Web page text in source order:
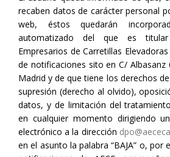
recaben datos de carácter personal
web, éstos quedarán
automatizado del que es
Empresarios de Carretillas
de notificaciones sito en C/ Albasanz
Madrid y de que tiene los derechos
supresión (derecho al olvido),
datos, y de limitación del
en cualquier momento dirigiendo
electrónico a la dirección
en el asunto la palabra “BAJA” o, por